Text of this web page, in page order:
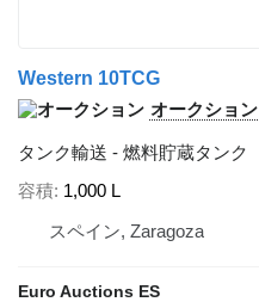
Western 10TCG
オークション
タンク輸送 - 燃料貯蔵タンク
容積 1,000 L
スペイン, Zaragoza
Euro Auctions ES